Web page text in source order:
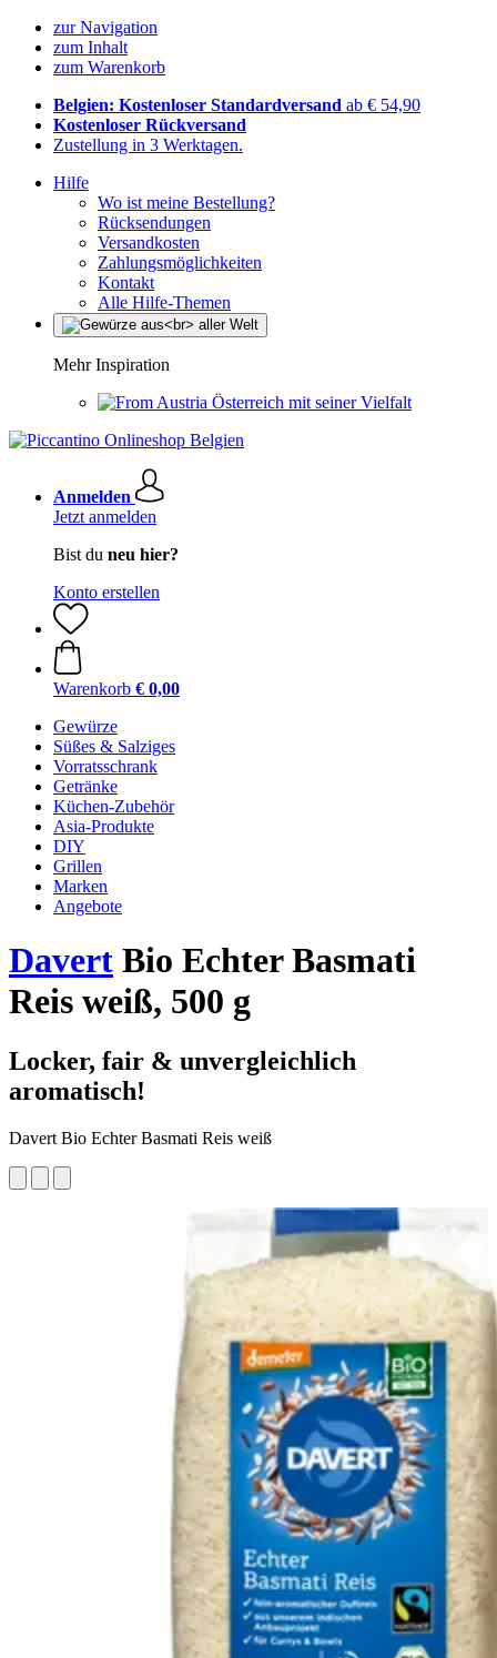
zur Navigation
zum Inhalt
zum Warenkorb
Belgien: Kostenloser Standardversand ab € 54,90
Kostenloser Rückversand
Zustellung in 3 Werktagen.
Hilfe
Wo ist meine Bestellung?
Rücksendungen
Versandkosten
Zahlungsmöglichkeiten
Kontakt
Alle Hilfe-Themen
Mehr Inspiration
Österreich mit seiner Vielfalt
Anmelden
Jetzt anmelden
Bist du neu hier?
Konto erstellen
Warenkorb € 0,00
Gewürze
Süßes & Salziges
Vorratsschrank
Getränke
Küchen-Zubehör
Asia-Produkte
DIY
Grillen
Marken
Angebote
Davert Bio Echter Basmati
Reis weiß, 500 g
Locker, fair & unvergleichlich
aromatisch!
Davert Bio Echter Basmati Reis weiß